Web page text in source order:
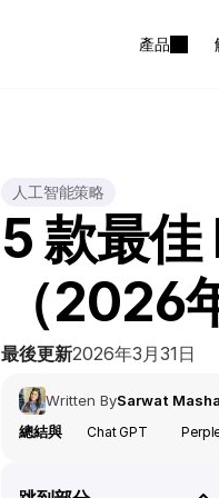
產品
人工智能策略
5 款最
（2026
最後更新2026年3月31日
Written BySarwat
總結與
Chat GPT